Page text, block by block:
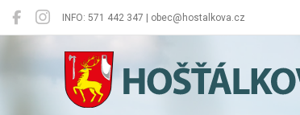
INFO: 571 442 347 | obec@hostalkova.cz
Hošťálková